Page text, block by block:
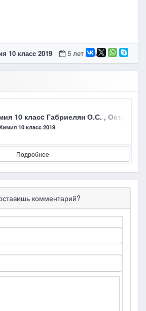
10 класc 2019 5 лет назад
10 класc Габриелян О.С. ,
10 класc 2019
Подробнее
комментарий?